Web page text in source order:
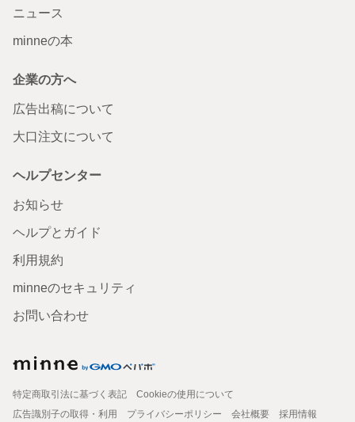
ニュース
minneの本
企業の方へ
広告出稿について
大口注文について
ヘルプセンター
お知らせ
ヘルプとガイド
利用規約
minneのセキュリティ
お問い合わせ
特定商取引法に基づく表記
Cookieの使用について
広告識別子の取得・利用
プライバシーポリシー 会社概要
採用情報